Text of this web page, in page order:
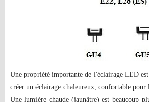
Une propriété importante de l'éclairage LED
créer un éclairage chaleureux, confortable
Une lumière chaude (jaunâtre) est beaucoup